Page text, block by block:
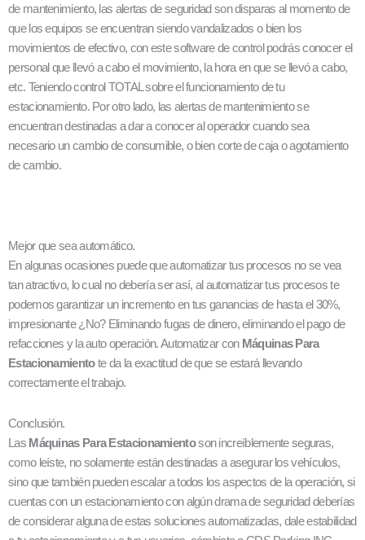
de mantenimiento, las alertas de seguridad son disparas al momento de
que los equipos se encuentran siendo vandalizados o bien los
movimientos de efectivo, con este software de control podrás conocer el
personal que llevó a cabo el movimiento, la hora en que se llevó a cabo,
etc. Teniendo control TOTAL sobre el funcionamiento de tu
estacionamiento. Por otro lado, las alertas de mantenimiento se
encuentran destinadas a dar a conocer al operador cuando sea
necesario un cambio de consumible, o bien corte de caja o agotamiento
de cambio.
Mejor que sea automático.
En algunas ocasiones puede que automatizar tus procesos no se vea
tan atractivo, lo cual no debería ser así, al automatizar tus procesos te
podemos garantizar un incremento en tus ganancias de hasta el 30%,
impresionante ¿No? Eliminando fugas de dinero, eliminando el pago de
refacciones y la auto operación. Automatizar con Máquinas Para
Estacionamientote da la exactitud de que se estará llevando
correctamente el trabajo.
Conclusión.
Las Máquinas Para Estacionamientoson increíblemente seguras,
como leíste, no solamente están destinadas a asegurar los vehículos,
sino que también pueden escalar a todos los aspectos de la operación, si
cuentas con un estacionamiento con algún drama de seguridad deberías
de considerar alguna de estas soluciones automatizadas, dale estabilidad